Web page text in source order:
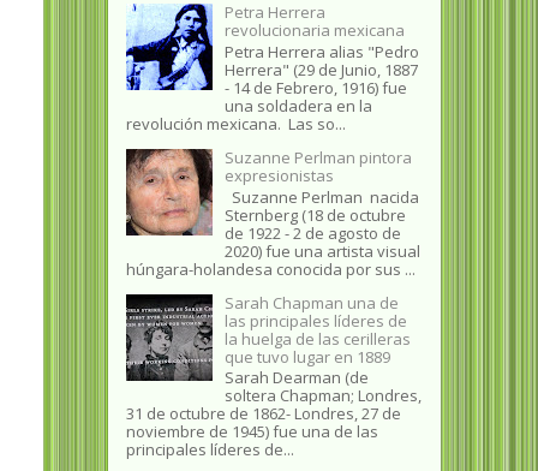
Petra Herrera
revolucionaria mexicana
Petra Herrera alias "Pedro
Herrera" (29 de Junio, 1887
- 14 de Febrero, 1916) fue
una soldadera en la
revolución mexicana. Las so...
Suzanne Perlman pintora
expresionistas
Suzanne Perlman nacida
Sternberg (18 de octubre
de 1922 - 2 de agosto de
2020) fue una artista visual
húngara-holandesa conocida por sus ...
Sarah Chapman una de
las principales líderes de
la huelga de las cerilleras
que tuvo lugar en 1889
Sarah Dearman (de
soltera Chapman; Londres,
31 de octubre de 1862​- Londres, 27 de
noviembre de 1945)​ fue una de las
principales líderes de...